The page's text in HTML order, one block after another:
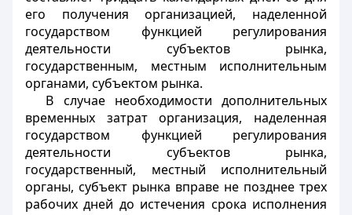
его получения организацией, наделенной
государством функцией регулирования
деятельности субъектов рынка,
государственным, местным исполнительным
органами, субъектом рынка.
В случае необходимости дополнительных
временных затрат организация, наделенная
государством функцией регулирования
деятельности субъектов рынка,
государственный, местный исполнительный
органы, субъект рынка вправе не позднее трех
рабочих дней до истечения срока исполнения